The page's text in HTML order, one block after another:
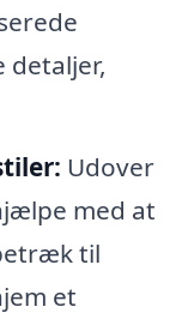
detaljer,
Udover
med at
til
et